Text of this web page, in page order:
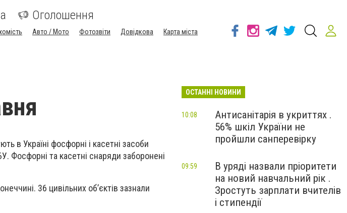
Оголошення
Авто / Мото Фотозвіти Довідкова
Карта міста
в Україні фосфорні і касетні засоби
Фосфорні та касетні снаряди заборонені
36 цивільних об’єктів зазнали
ОСТАННІ НОВИНИ
Антисанітарія в укриттях .
56% шкіл України не
пройшли санперевірку
10:08
В уряді назвали пріоритети
на новий навчальний рік .
Зростуть зарплати вчителів
і стипендії
09:59